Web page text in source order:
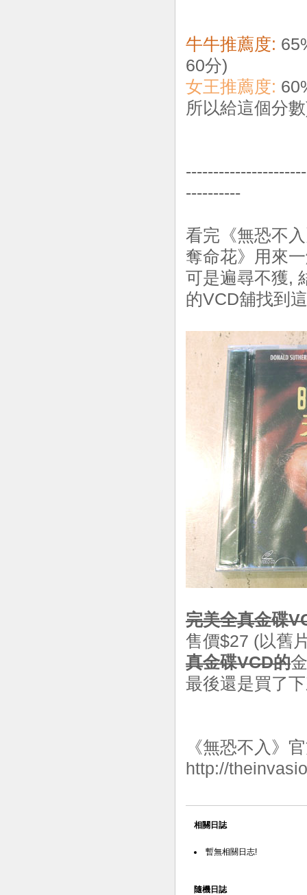
牛牛推薦度:
60分)
女王推薦度:
所以給這個分
----------
看完《無恐不
奪命花》用來
可是遍尋不獲,
的VCD舖找到
完美全真金碟
售價$27 (以舊
真金碟VCD的
最後還是買了
《無恐不入》
http://
相關日誌
暫無相關日志!
隨機日誌